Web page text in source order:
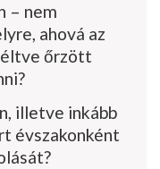
– nem
ahová az
őrzött
illetve inkább
évszakonként